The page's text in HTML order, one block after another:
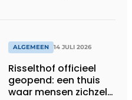
ALGEMEEN 14 JULI 2026
Risselthof officieel
geopend: een thuis
waar mensen zichzelf